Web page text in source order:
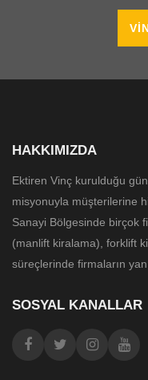
HAKKIMIZDA
Ektiren Vinç kurulduğu
misyonuyla müşterilerine
Sanayi Bölgesinde birçok
(manlift kiralama), forklift
süreçlerinde firmaların
SOSYAL KANALLAR